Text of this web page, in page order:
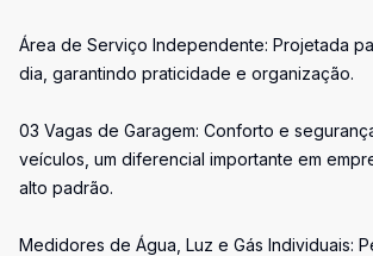
Área de Serviço Independente: Projetada
dia, garantindo praticidade e organização.
03 Vagas de Garagem: Conforto e
veículos, um diferencial importante em
alto padrão.
Medidores de Água, Luz e Gás Individuais: